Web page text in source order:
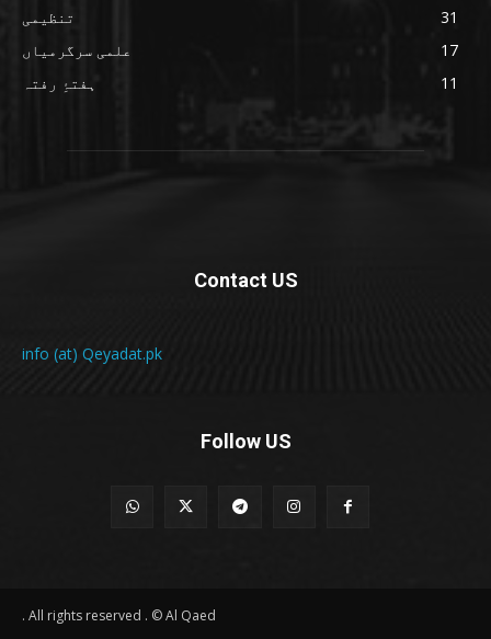
تنظیمی
31
علمی سرگرمیاں
17
ہفتۂِ رفتہ
11
Contact US
info (at) Qeyadat.pk
Follow US
All rights reserved . © Al Qaed .